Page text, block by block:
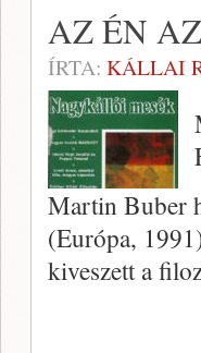
AZ ÉN
ÍRTA: KÁLLAI
Martin Buber
(Európa,
kiveszett a